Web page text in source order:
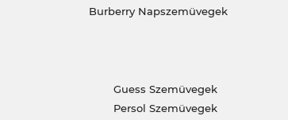
Burberry Napszemüvegek
Guess Szemüvegek
Persol Szemüvegek